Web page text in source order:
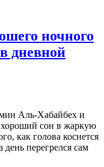
ночного
дневной
Аль-Хабайбех и
сон в жаркую
как голова коснется
перегрелся сам